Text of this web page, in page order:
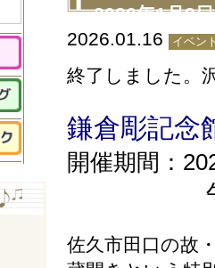
2026年1月8
2026.01.16
イベン
終了しました。
鎌倉彫記念
開催期間：
午前9
佐久市田口の故